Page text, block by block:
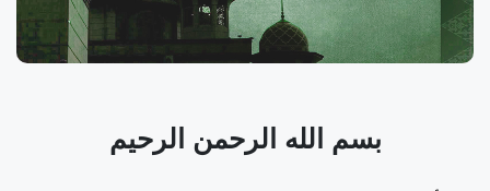
بسم الله الرحمن الرحيم